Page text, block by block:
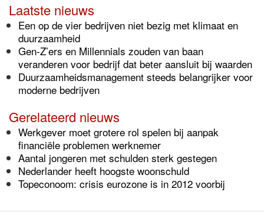
Laatste nieuws
Een op de vier bedrijven niet bezig met klimaat en
duurzaamheid
Gen-Z’ers en Millennials zouden van baan
veranderen voor bedrijf dat beter aansluit bij waarden
Duurzaamheidsmanagement steeds belangrijker voor
moderne bedrijven
Gerelateerd nieuws
Werkgever moet grotere rol spelen bij aanpak
financiële problemen werknemer
Aantal jongeren met schulden sterk gestegen
Nederlander heeft hoogste woonschuld
Topeconoom: crisis eurozone is in 2012 voorbij